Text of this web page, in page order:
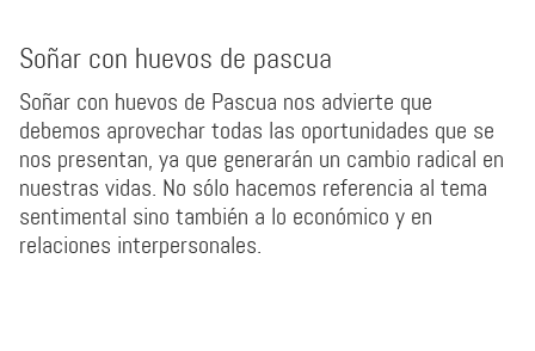
Soñar con huevos de pascua
Soñar con huevos de Pascua nos advierte que
debemos aprovechar todas las oportunidades que se
nos presentan, ya que generarán un cambio radical en
nuestras vidas. No sólo hacemos referencia al tema
sentimental sino también a lo económico y en
relaciones interpersonales.